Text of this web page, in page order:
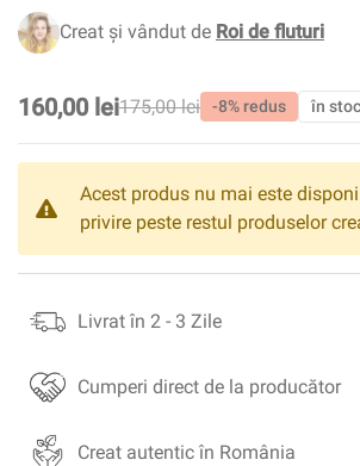
Creat și vândut de Roi de fluturi
160,00 lei175,00 lei -8% redus în stoc
Acest produs nu mai este
privire peste restul produselor
Livrat în 2 - 3 Zile
Cumperi direct de la producător
Creat autentic în România